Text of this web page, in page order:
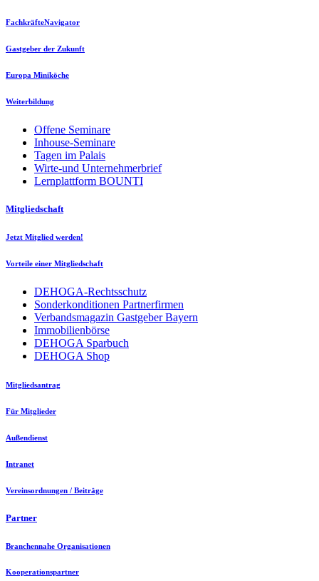
FachkräfteNavigator
Gastgeber der Zukunft
Europa Miniköche
Weiterbildung
Offene Seminare
Inhouse-Seminare
Tagen im Palais
Wirte-und Unternehmerbrief
Lernplattform BOUNTI
Mitgliedschaft
Jetzt Mitglied werden!
Vorteile einer Mitgliedschaft
DEHOGA-Rechtsschutz
Sonderkonditionen Partnerfirmen
Verbandsmagazin Gastgeber Bayern
Immobilienbörse
DEHOGA Sparbuch
DEHOGA Shop
Mitgliedsantrag
Für Mitglieder
Außendienst
Intranet
Vereinsordnungen / Beiträge
Partner
Branchennahe Organisationen
Kooperationspartner